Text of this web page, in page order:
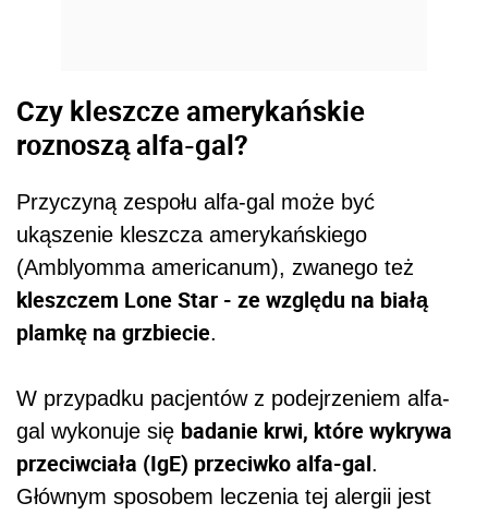
Czy kleszcze amerykańskie
roznoszą alfa-gal?
Przyczyną zespołu alfa-gal może być
ukąszenie kleszcza amerykańskiego
(Amblyomma americanum), zwanego też
kleszczem Lone Star - ze względu na białą
plamkę na grzbiecie.
W przypadku pacjentów z podejrzeniem alfa-
gal wykonuje się badanie krwi, które wykrywa
przeciwciała (IgE) przeciwko alfa-gal.
Głównym sposobem leczenia tej alergii jest